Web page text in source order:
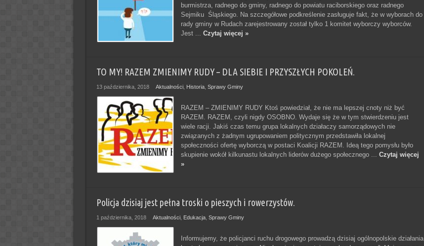
burmistrza, radnego do gminy, radnego do powiatu raciborskiego oraz radnego
Sejmiku Śląskiego. Na szczegółowe podkreślenie zasługuje fakt, że w wyborach do
rady gminy w Rudach zarejestrowany został tylko 1 komitet wyborczy wyborców.
Jest ... Czytaj więcej »
TO MY! RAZEM ZMIENIMY RUDY – DLA SIEBIE I PRZYSZŁYCH POKOLEŃ.
13 października, 2018 Aktualności, Historia, Sprawy Gminy
RAZEM – ZMIENIMY RUDY Ktoś powiedział, że nie ma lepszej cnoty niż być
RAZEM. RAZEM, czyli nigdy OSOBNO. Wydaje się że w tym stwierdzeniu jest
wiele racji. Jakiś czas temu grupa lokalnych działaczy samorządowych nie
związanych z żadnym ugrupowaniem politycznym przedstawiła lokalnej
społeczności ofertę wyborczą w postaci Koalicji RAZEM. Ideą tego pomysłu było
skupienie wokół kilkunastu lokalnych liderów dużego społecznego ... Czytaj więcej
»
Policja dzisiaj jest pełna troski o pieszych i rowerzystów.
1 października, 2018 Aktualności, Edukacja, Sprawy Gminy
Informujemy, że policjanci ruchu drogowego prowadzą dzisiaj ogólnopolskie działania